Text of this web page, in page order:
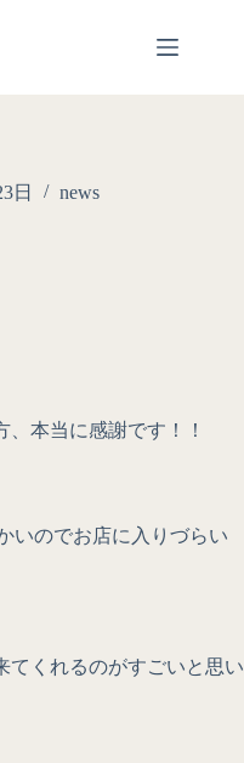
日 news
本当に感謝です！！
いのでお店に入りづらい
てくれるのがすごいと思い